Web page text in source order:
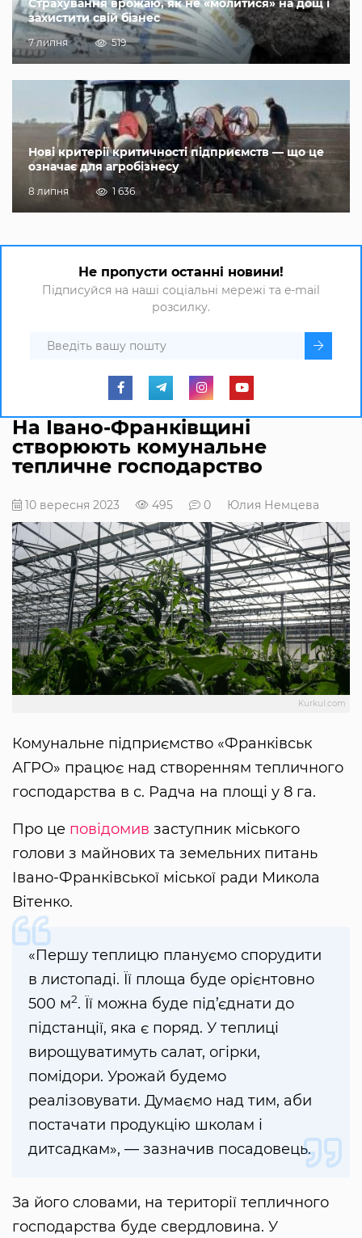
Страхування врожаю, як не «молитися» на дощ і
захистити свій бізнес
7 липня 519
Нові критерії критичності підприємств — що це
означає для агробізнесу
8 липня 1 636
Не пропусти останні новини!
Підписуйся на наші соціальні мережі та e-mail
розсилку.
На Івано-Франківщині
створюють комунальне
тепличне господарство
10 вересня 2023 495 0 Юлия Немцева
Kurkul.com
Комунальне підприємство «Франківськ
АГРО» працює над створенням тепличного
господарства в с. Радча на площі у 8 га.
Про це повідомив заступник міського
голови з майнових та земельних питань
Івано-Франківської міської ради Микола
Вітенко.
«Першу теплицю плануємо спорудити
в листопаді. Її площа буде орієнтовно
500 м2. Її можна буде під’єднати до
підстанції, яка є поряд. У теплиці
вирощуватимуть салат, огірки,
помідори. Урожай будемо
реалізовувати. Думаємо над тим, аби
постачати продукцію школам і
дитсадкам», — зазначив посадовець.
За його словами, на території тепличного
господарства буде свердловина. У